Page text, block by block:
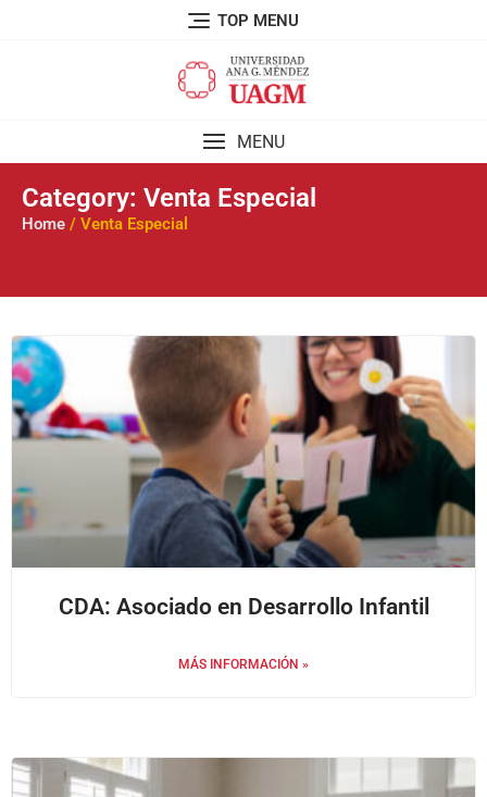
TOP MENU
MENU
Category: Venta Especial
Home / Venta Especial
CDA: Asociado en Desarrollo Infantil
MÁS INFORMACIÓN »